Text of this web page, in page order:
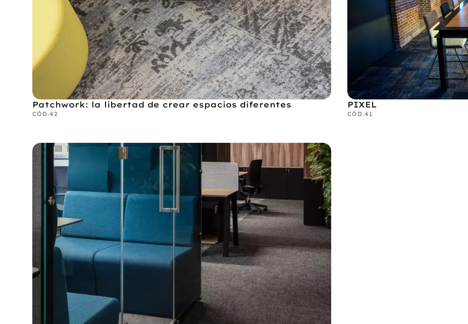
Patchwork: la libertad de crear espacios diferentes
CÓD.42
PIXEL
CÓD.41